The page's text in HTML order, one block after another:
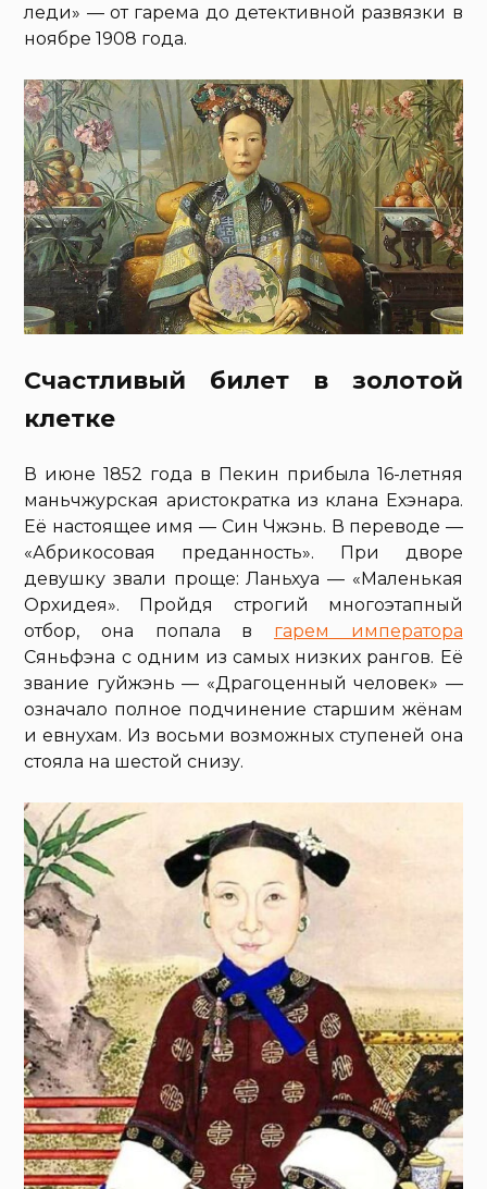
леди» — от гарема до детективной развязки в
ноябре 1908 года.
Счастливый билет в золотой
клетке
В июне 1852 года в Пекин прибыла 16-летняя
маньчжурская аристократка из клана Ехэнара.
Её настоящее имя — Син Чжэнь. В переводе —
«Абрикосовая преданность». При дворе
девушку звали проще: Ланьхуа — «Маленькая
Орхидея». Пройдя строгий многоэтапный
отбор, она попала в гарем императора
Сяньфэна с одним из самых низких рангов. Её
звание гуйжэнь — «Драгоценный человек» —
означало полное подчинение старшим жёнам
и евнухам. Из восьми возможных ступеней она
стояла на шестой снизу.